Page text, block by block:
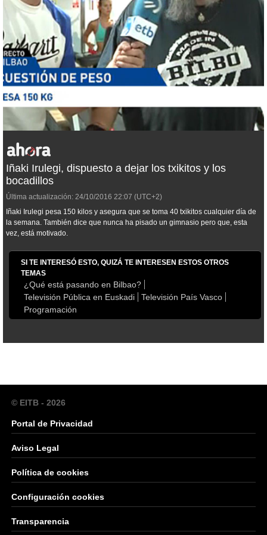
Iñaki Irulegi, dispuesto a dejar los txikitos y los
bocadillos
Última actualización: 24/10/2016 22:07 (UTC+2)
Iñaki Irulegi pesa 150 kilos y asegura que se toma 40 txikitos cualquier día de
la semana. También dice que nunca ha pisado un gimnasio pero que, esta
vez, está motivado.
SI TE INTERESÓ ESTO, QUIZÁ TE INTERESEN ESTOS OTROS
TEMAS
¿Qué está pasando en Bilbao?
Televisión Pública en Euskadi
Televisión País Vasco
Programación
© EITB - 2026
Portal de Privacidad
Aviso Legal
Política de cookies
Configuración cookies
Transparencia